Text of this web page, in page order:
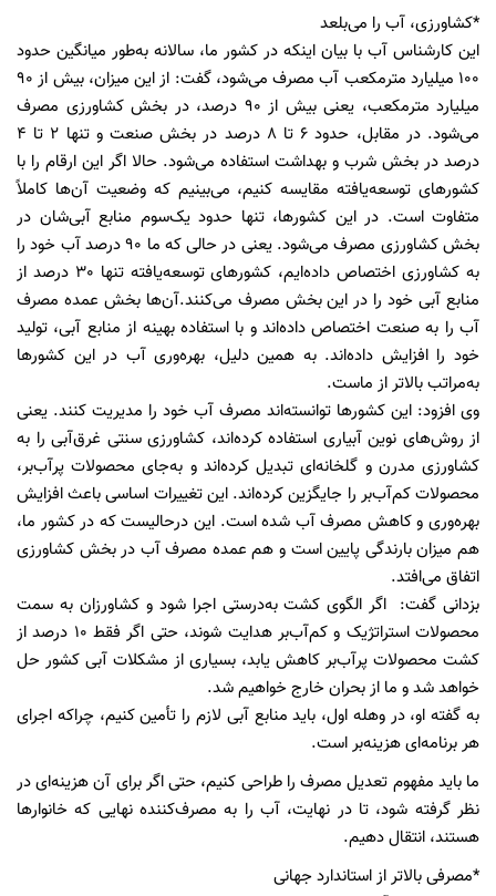
*کشاورزی، آب را می‌بلعد
این کارشناس آب با بیان اینکه در کشور ما، سالانه به‌طور میانگین حدود
100 میلیارد مترمکعب آب مصرف می‌شود، گفت: از این میزان، بیش از 90
میلیارد مترمکعب، یعنی بیش از 90 درصد، در بخش کشاورزی مصرف
می‌شود. در مقابل، حدود 6 تا 8 درصد در بخش صنعت و تنها 2 تا 4
درصد در بخش شرب و بهداشت استفاده می‌شود. حالا اگر این ارقام را با
کشورهای توسعه‌یافته مقایسه کنیم، می‌بینیم که وضعیت آن‌ها کاملاً
متفاوت است. در این کشورها، تنها حدود یک‌سوم منابع آبی‌شان در
بخش کشاورزی مصرف می‌شود. یعنی در حالی که ما 90 درصد آب خود را
به کشاورزی اختصاص داده‌ایم، کشورهای توسعه‌یافته تنها 30 درصد از
منابع آبی خود را در این بخش مصرف می‌کنند.آن‌ها بخش عمده مصرف
آب را به صنعت اختصاص داده‌اند و با استفاده بهینه از منابع آبی، تولید
خود را افزایش داده‌اند. به همین دلیل، بهره‌وری آب در این کشورها
به‌مراتب بالاتر از ماست.
وی افزود: این کشور‌ها توانسته‌اند مصرف آب خود را مدیریت کنند. یعنی
از روش‌های نوین آبیاری استفاده کرده‌اند، کشاورزی سنتی غرق‌آبی را به
کشاورزی مدرن و گلخانه‌ای تبدیل کرده‌اند و به‌جای محصولات پرآب‌بر،
محصولات کم‌آب‌بر را جایگزین کرده‌اند. این تغییرات اساسی باعث افزایش
بهره‌وری و کاهش مصرف آب شده است. این درحالیست که در کشور ما،
هم میزان بارندگی پایین است و هم عمده مصرف آب در بخش کشاورزی
اتفاق می‌افتد.
بزدانی گفت: اگر الگوی کشت به‌درستی اجرا شود و کشاورزان به سمت
محصولات استراتژیک و کم‌آب‌بر هدایت شوند، حتی اگر فقط 10 درصد از
کشت محصولات پرآب‌بر کاهش یابد، بسیاری از مشکلات آبی کشور حل
خواهد شد و ما از بحران خارج خواهیم شد.
به گفته او، در وهله اول، باید منابع آبی لازم را تأمین کنیم، چراکه اجرای
هر برنامه‌ای هزینه‌بر است.
ما باید مفهوم تعدیل مصرف را طراحی کنیم، حتی اگر برای آن هزینه‌ای در
نظر گرفته شود، تا در نهایت، آب را به مصرف‌کننده نهایی که خانوارها
هستند، انتقال دهیم.
*مصرفی بالاتر از استاندارد جهانی